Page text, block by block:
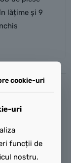
lățime și 9
cookie-uri
uri
funcții de
nostru.